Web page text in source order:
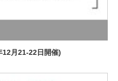
12月21-22日開催)